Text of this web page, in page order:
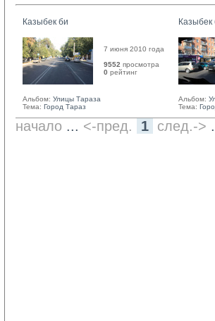
Казыбек би
7 июня 2010 года
9552 просмотра
0 рейтинг
Альбом: Улицы Тараза
Тема: Город Тараз
Казыбек
Альбом:
Тема:
начало ... <-пред. 1 след.->